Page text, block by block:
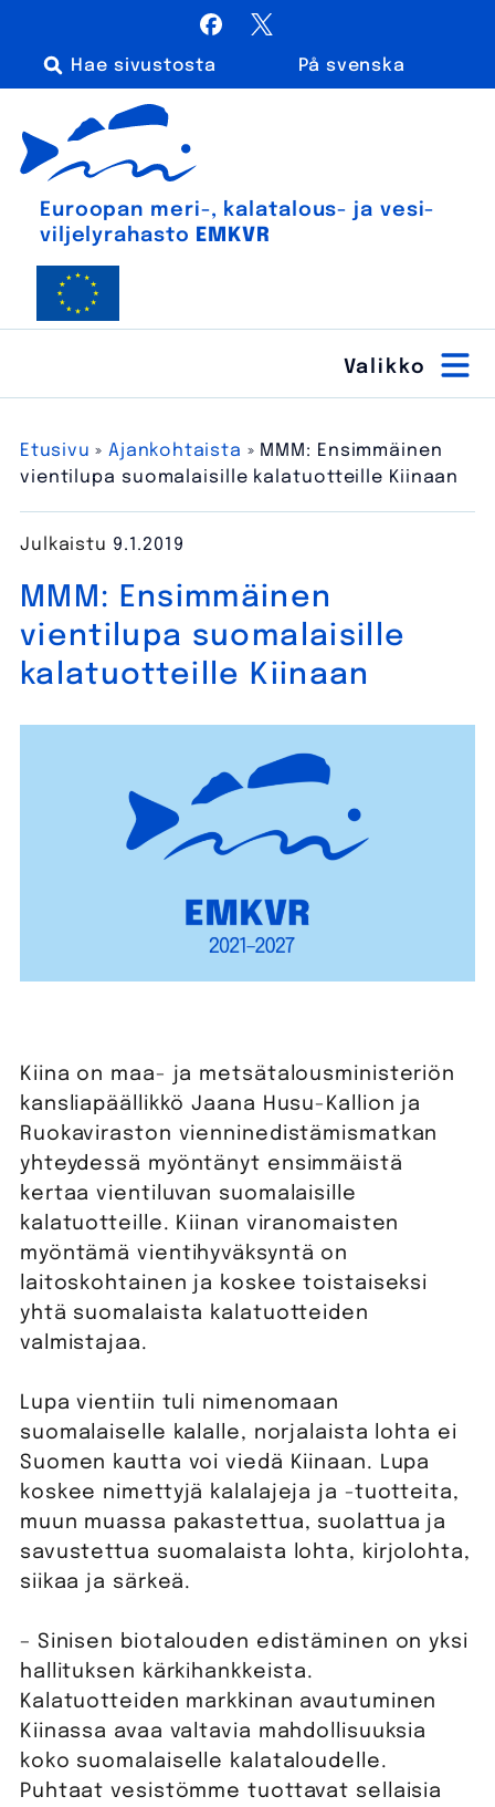
Facebook
På svenska
Haku:
Euroopan meri-, kalatalous- ja vesiviljelyrahasto
Euroopan meri-, kala­talous- ja vesi­
viljely­rahasto
EMKVR
Etusivu »Ajankohtaista » MMM: Ensimmäinen
vientilupa suomalaisille kalatuotteille Kiinaan
MMM: Ensimmäinen
vientilupa suomalaisille
kalatuotteille Kiinaan
Julkaistu 9.1.2019
Kiina on maa- ja metsätalousministeriön
kansliapäällikkö Jaana Husu-Kallion ja
Ruokaviraston vienninedistämismatkan
yhteydessä myöntänyt ensimmäistä
kertaa vientiluvan suomalaisille
kalatuotteille. Kiinan viranomaisten
myöntämä vientihyväksyntä on
laitoskohtainen ja koskee toistaiseksi
yhtä suomalaista kalatuotteiden
valmistajaa.
Lupa vientiin tuli nimenomaan
suomalaiselle kalalle, norjalaista lohta ei
Suomen kautta voi viedä Kiinaan. Lupa
koskee nimettyjä kalalajeja ja -tuotteita,
muun muassa pakastettua, suolattua ja
savustettua suomalaista lohta, kirjolohta,
siikaa ja särkeä.
– Sinisen biotalouden edistäminen on yksi
hallituksen kärkihankkeista.
Kalatuotteiden markkinan avautuminen
Kiinassa avaa valtavia mahdollisuuksia
koko suomalaiselle kalataloudelle.
Puhtaat vesistömme tuottavat sellaisia